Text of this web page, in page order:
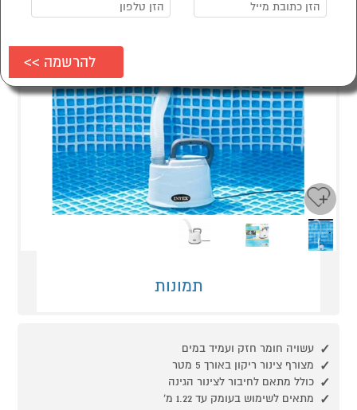
תמונות
עשויה חומר חזק ועמיד במים
מצורף צינור ריקון באורך 5 מטר
כולל מתאם לחיבור לצינור הגינה
מתאים לשימוש בעומק עד 1.22 מ'